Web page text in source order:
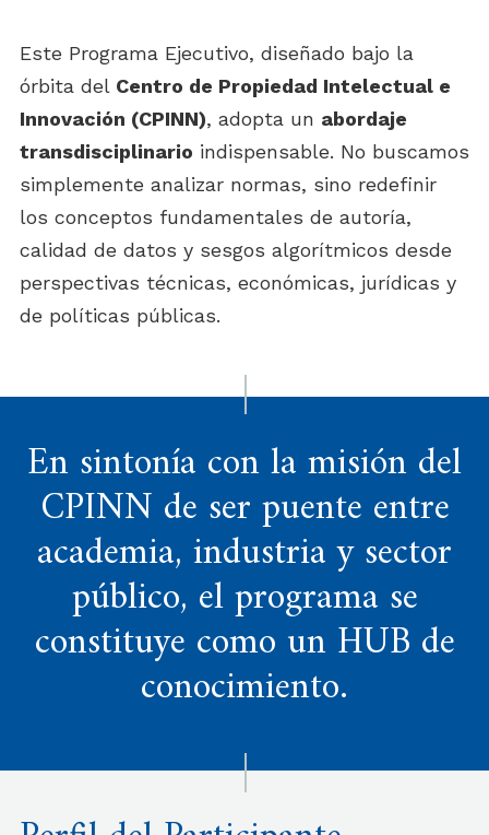
Este Programa Ejecutivo, diseñado bajo la
órbita del Centro de Propiedad Intelectual e
Innovación (CPINN), adopta un abordaje
transdisciplinario indispensable. No buscamos
simplemente analizar normas, sino redefinir
los conceptos fundamentales de autoría,
calidad de datos y sesgos algorítmicos desde
perspectivas técnicas, económicas, jurídicas y
de políticas públicas.
En sintonía con la misión del
CPINN de ser puente entre
academia, industria y sector
público, el programa se
constituye como un HUB de
conocimiento.